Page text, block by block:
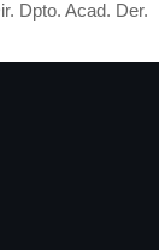
Dpto. Acad. Der.
de Departamento